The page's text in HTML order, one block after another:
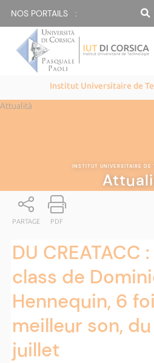
NOS PORTAILS :
Institut Universitaire de
Attualità
INSTITUT UNIVERSITAIRE DE
PARTAGE PDF
DU CREATACC
class de
Hennequin, 6
meilleur son, du
juillet